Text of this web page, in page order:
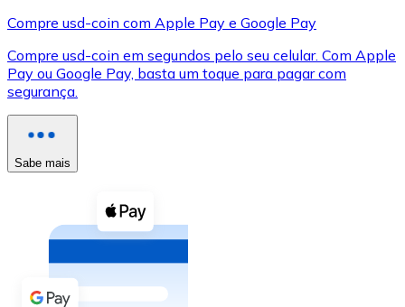
XRP
XRP
Ver tudo
Cupons cripto
Compre criptomoedas com dinheiro e outros
Comprar com dinheiro
Transferência SEPA
Compre usd-coin com Apple Pay e Google Pay
Compre usd-coin em segundos pelo seu celular. Com Apple
Pay ou Google Pay, basta um toque para pagar com
segurança.
Sabe mais